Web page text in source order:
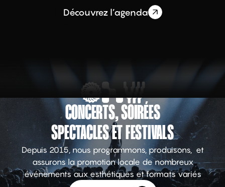
Découvrez l’agenda
CONCERTS, SOIRÉES
SPECTACLES ET FESTIVALS
Depuis 2015, nous programmons, produisons, et
assurons la promotion locale de nombreux
événements aux esthétiques et formats variés